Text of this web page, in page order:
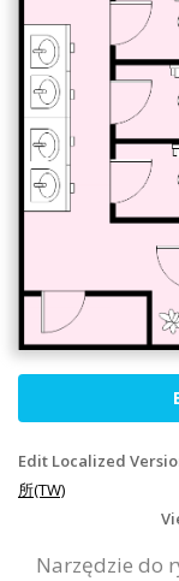
Edit Localized
所(TW)
Narzędzie do